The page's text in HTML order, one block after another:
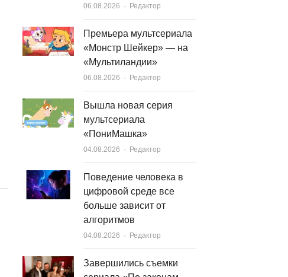
06.08.2026 Author
Редактор
Премьера мультсериала
«Монстр Шейкер» — на
«Мультиландии»
06.08.2026 Author
Редактор
Вышла новая серия
мультсериала
«ПониМашка»
04.08.2026 Author
Редактор
Поведение человека в
цифровой среде все
больше зависит от
алгоритмов
04.08.2026 Author
Редактор
Завершились съемки